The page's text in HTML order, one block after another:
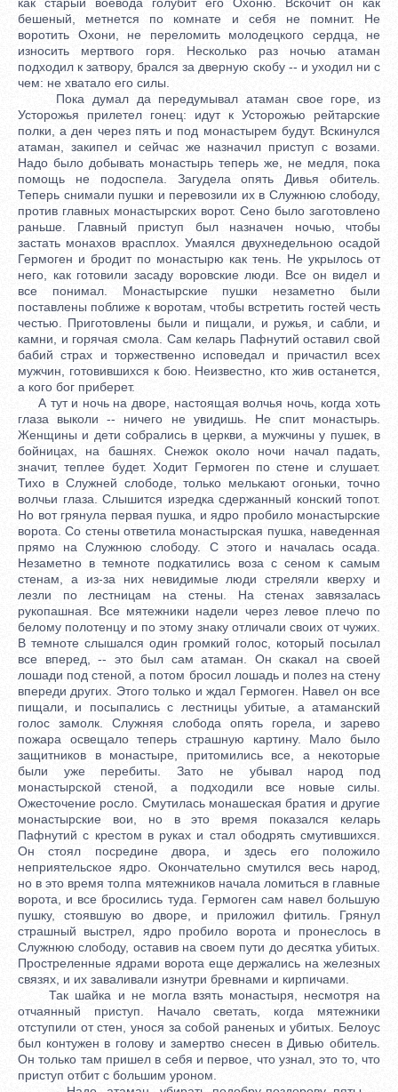
бешеный, метнется по комнате и себя не помнит. Не
воротить Охони, не переломить молодецкого сердца, не
износить мертвого горя. Несколько раз ночью атаман
подходил к затвору, брался за дверную скобу -- и уходил ни с
чем: не хватало его силы.
Пока думал да передумывал атаман свое горе, из
Усторожья прилетел гонец: идут к Усторожью рейтарские
полки, а ден через пять и под монастырем будут. Вскинулся
атаман, закипел и сейчас же назначил приступ с возами.
Надо было добывать монастырь теперь же, не медля, пока
помощь не подоспела. Загудела опять Дивья обитель.
Теперь снимали пушки и перевозили их в Служнюю слободу,
против главных монастырских ворот. Сено было заготовлено
раньше. Главный приступ был назначен ночью, чтобы
застать монахов врасплох. Умаялся двухнедельною осадой
Гермоген и бродит по монастырю как тень. Не укрылось от
него, как готовили засаду воровские люди. Все он видел и
все понимал. Монастырские пушки незаметно были
поставлены поближе к воротам, чтобы встретить гостей честь
честью. Приготовлены были и пищали, и ружья, и сабли, и
камни, и горячая смола. Сам келарь Пафнутий оставил свой
бабий страх и торжественно исповедал и причастил всех
мужчин, готовившихся к бою. Неизвестно, кто жив останется,
а кого бог приберет.
А тут и ночь на дворе, настоящая волчья ночь, когда хоть
глаза выколи -- ничего не увидишь. Не спит монастырь.
Женщины и дети собрались в церкви, а мужчины у пушек, в
бойницах, на башнях. Снежок около ночи начал падать,
значит, теплее будет. Ходит Гермоген по стене и слушает.
Тихо в Служней слободе, только мелькают огоньки, точно
волчьи глаза. Слышится изредка сдержанный конский топот.
Но вот грянула первая пушка, и ядро пробило монастырские
ворота. Со стены ответила монастырская пушка, наведенная
прямо на Служнюю слободу. С этого и началась осада.
Незаметно в темноте подкатились воза с сеном к самым
стенам, а из-за них невидимые люди стреляли кверху и
лезли по лестницам на стены. На стенах завязалась
рукопашная. Все мятежники надели через левое плечо по
белому полотенцу и по этому знаку отличали своих от чужих.
В темноте слышался один громкий голос, который посылал
все вперед, -- это был сам атаман. Он скакал на своей
лошади под стеной, а потом бросил лошадь и полез на стену
впереди других. Этого только и ждал Гермоген. Навел он все
пищали, и посыпались с лестницы убитые, а атаманский
голос замолк. Служняя слобода опять горела, и зарево
пожара освещало теперь страшную картину. Мало было
защитников в монастыре, притомились все, а некоторые
были уже перебиты. Зато не убывал народ под
монастырской стеной, а подходили все новые силы.
Ожесточение росло. Смутилась монашеская братия и другие
монастырские вои, но в это время показался келарь
Пафнутий с крестом в руках и стал ободрять смутившихся.
Он стоял посредине двора, и здесь его положило
неприятельское ядро. Окончательно смутился весь народ,
но в это время толпа мятежников начала ломиться в главные
ворота, и все бросились туда. Гермоген сам навел большую
пушку, стоявшую во дворе, и приложил фитиль. Грянул
страшный выстрел, ядро пробило ворота и пронеслось в
Служнюю слободу, оставив на своем пути до десятка убитых.
Простреленные ядрами ворота еще держались на железных
связях, и их заваливали изнутри бревнами и кирпичами.
Так шайка и не могла взять монастыря, несмотря на
отчаянный приступ. Начало светать, когда мятежники
отступили от стен, унося за собой раненых и убитых. Белоус
был контужен в голову и замертво снесен в Дивью обитель.
Он только там пришел в себя и первое, что узнал, это то, что
приступ отбит с большим уроном.